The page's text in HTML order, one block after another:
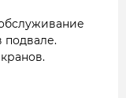
подвале.